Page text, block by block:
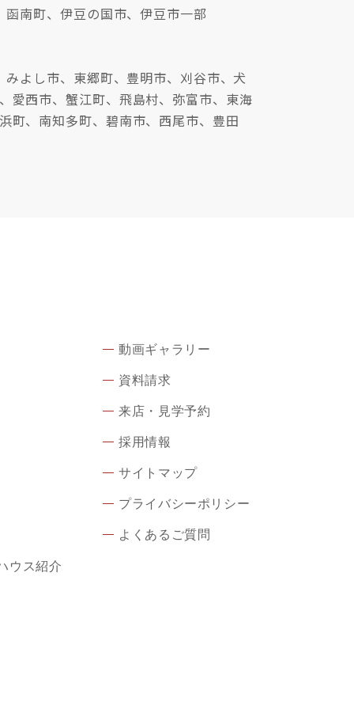
南町、伊豆の国市、伊豆市一部
よし市、東郷町、豊明市、刈谷市、犬
愛西市、蟹江町、飛島村、弥富市、東海
町、南知多町、碧南市、西尾市、豊田
ウス紹介
動画ギャラリー
資料請求
来店・見学予約
採用情報
サイトマップ
プライバシーポリシー
よくあるご質問